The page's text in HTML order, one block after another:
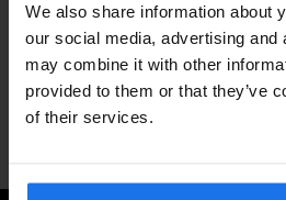
We also share information about
our social media, advertising and
may combine it with other
provided to them or that they’ve
of their services.
Accessibilité du Generator Venise
Accessibilité du Generator Miami
Accessibilité du Generator
Accessibilité du Paramount
Generator